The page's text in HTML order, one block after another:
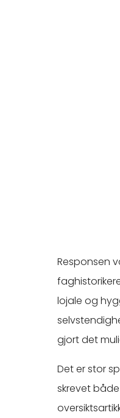
Responsen
lojale og
gjort det
Det er stor
skrevet